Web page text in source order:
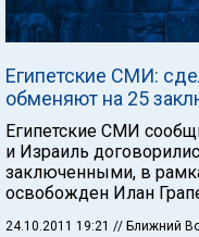
Египетские СМИ:
обменяют на 25
Египетские СМИ
и Израиль
заключенными, в
освобожден Илан
24.10.2011 19:21 // Ближний